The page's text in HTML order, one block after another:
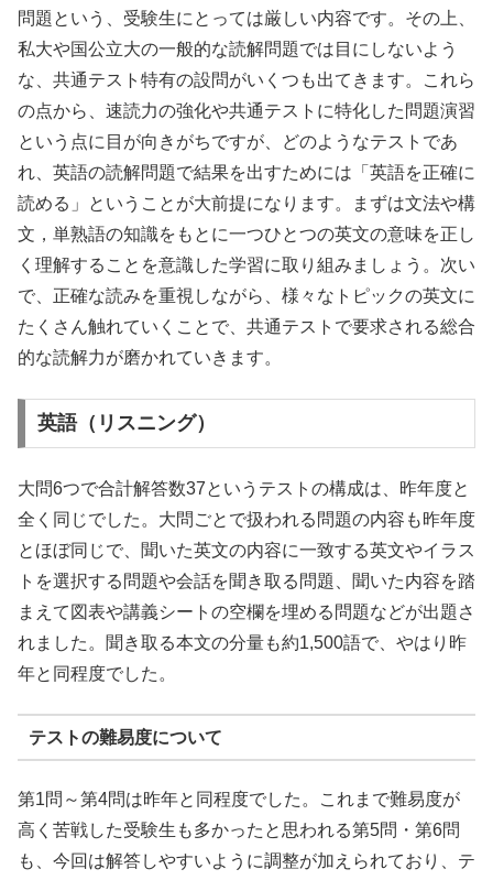
問題という、受験生にとっては厳しい内容です。その上、
私大や国公立大の一般的な読解問題では目にしないよう
な、共通テスト特有の設問がいくつも出てきます。これら
の点から、速読力の強化や共通テストに特化した問題演習
という点に目が向きがちですが、どのようなテストであ
れ、英語の読解問題で結果を出すためには「英語を正確に
読める」ということが大前提になります。まずは文法や構
文，単熟語の知識をもとに一つひとつの英文の意味を正し
く理解することを意識した学習に取り組みましょう。次い
で、正確な読みを重視しながら、様々なトピックの英文に
たくさん触れていくことで、共通テストで要求される総合
的な読解力が磨かれていきます。
英語（リスニング）
大問6つで合計解答数37というテストの構成は、昨年度と
全く同じでした。大問ごとで扱われる問題の内容も昨年度
とほぼ同じで、聞いた英文の内容に一致する英文やイラス
トを選択する問題や会話を聞き取る問題、聞いた内容を踏
まえて図表や講義シートの空欄を埋める問題などが出題さ
れました。聞き取る本文の分量も約1,500語で、やはり昨
年と同程度でした。
テストの難易度について
第1問～第4問は昨年と同程度でした。これまで難易度が
高く苦戦した受験生も多かったと思われる第5問・第6問
も、今回は解答しやすいように調整が加えられており、テ